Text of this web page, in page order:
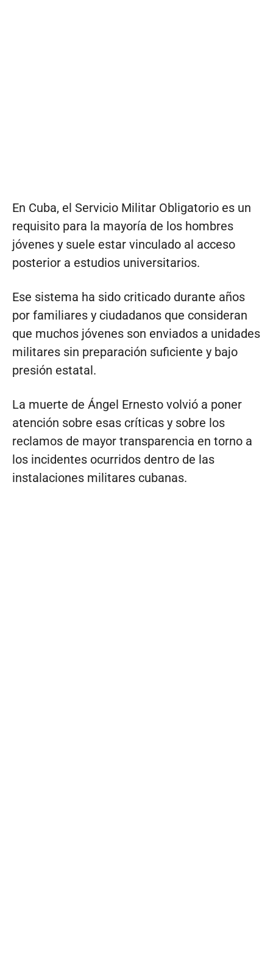
En Cuba, el Servicio Militar Obligatorio es un
requisito para la mayoría de los hombres
jóvenes y suele estar vinculado al acceso
posterior a estudios universitarios.
Ese sistema ha sido criticado durante años
por familiares y ciudadanos que consideran
que muchos jóvenes son enviados a unidades
militares sin preparación suficiente y bajo
presión estatal.
La muerte de Ángel Ernesto volvió a poner
atención sobre esas críticas y sobre los
reclamos de mayor transparencia en torno a
los incidentes ocurridos dentro de las
instalaciones militares cubanas.